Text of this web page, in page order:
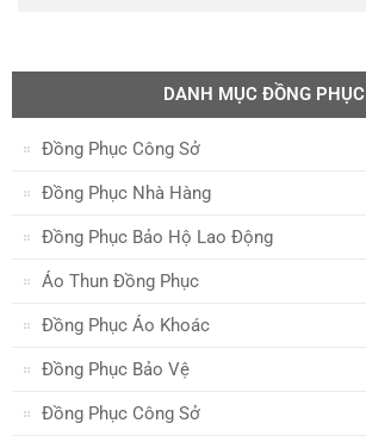
DANH MỤC ĐỒNG PHỤC
Đồng Phục Công Sở
Đồng Phục Nhà Hàng
Đồng Phục Bảo Hộ Lao Động
Áo Thun Đồng Phục
Đồng Phục Áo Khoác
Đồng Phục Bảo Vệ
Đồng Phục Công Sở